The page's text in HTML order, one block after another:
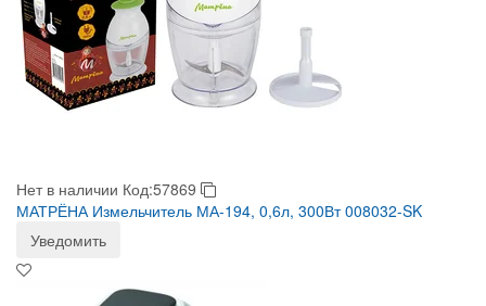
Нет в наличии Код:57869
МАТРЁНА Измельчитель МА-194, 0,6л, 300Вт 008032-SK
Уведомить